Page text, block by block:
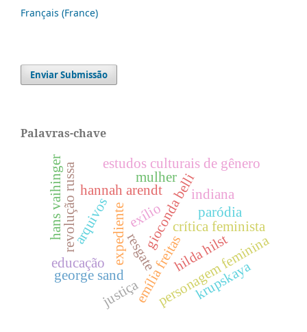
Français (France)
Enviar Submissão
Palavras-chave
expediente gioconda belli
hannah arendt
george sand
indiana
crítica feminista
personagem feminina
emília freitas
educação
mulher
estudos culturais de gênero
hilda hilst
krupskaya
revolução russa resgate
justiça
paródia
exílio
hans vaihingerarquivos